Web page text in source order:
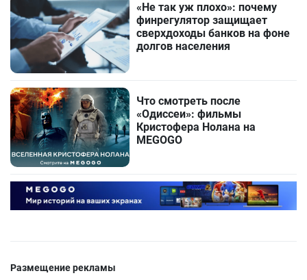
«Не так уж плохо»: почему
финрегулятор защищает
сверхдоходы банков на фоне
долгов населения
Что смотреть после
«Одиссеи»: фильмы
Кристофера Нолана на
MEGOGO
Размещение рекламы